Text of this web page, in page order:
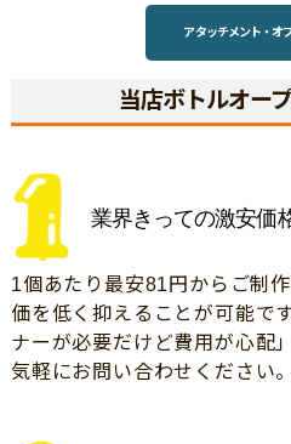
アタッチメント・オ
当店ボトルオー
業界きっての激安価
1個あたり最安81円からご制
価を低く抑えることが可能で
ナーが必要だけど費用が心配
気軽にお問い合わせください。